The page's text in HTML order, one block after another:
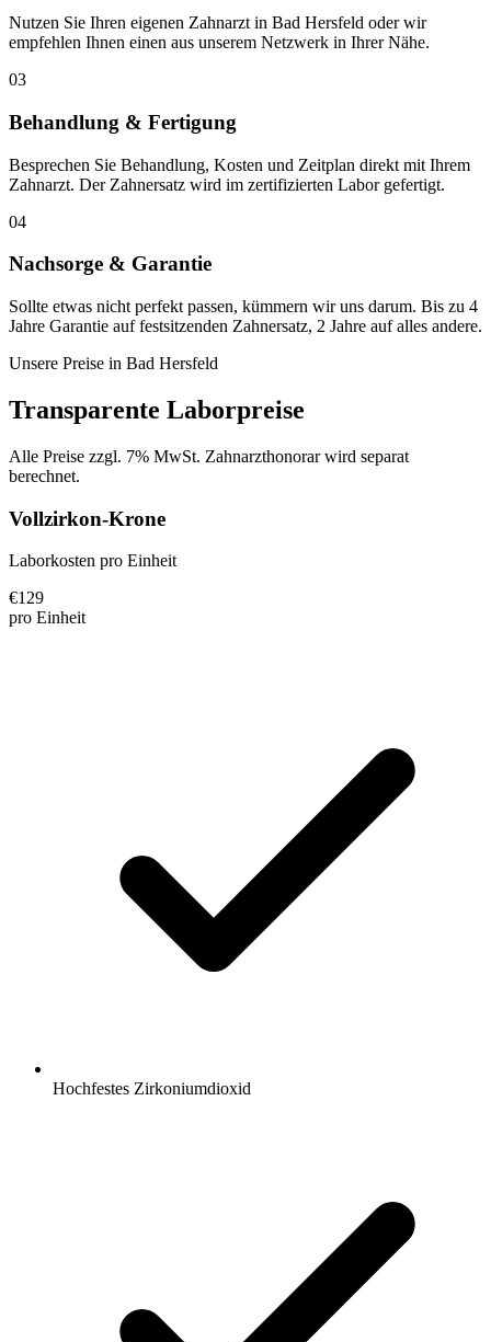
Nutzen Sie Ihren eigenen Zahnarzt in Bad Hersfeld oder wir
empfehlen Ihnen einen aus unserem Netzwerk in Ihrer Nähe.
03
Behandlung & Fertigung
Besprechen Sie Behandlung, Kosten und Zeitplan direkt mit Ihrem
Zahnarzt. Der Zahnersatz wird im zertifizierten Labor gefertigt.
04
Nachsorge & Garantie
Sollte etwas nicht perfekt passen, kümmern wir uns darum. Bis zu 4
Jahre Garantie auf festsitzenden Zahnersatz, 2 Jahre auf alles andere.
Unsere Preise in Bad Hersfeld
Transparente Laborpreise
Alle Preise zzgl. 7% MwSt. Zahnarzthonorar wird separat
berechnet.
Vollzirkon-Krone
Laborkosten pro Einheit
€129
pro Einheit
Hochfestes Zirkoniumdioxid